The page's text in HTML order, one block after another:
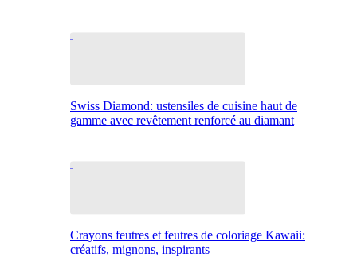
Swiss Diamond: ustensiles de cuisine haut de
gamme avec revêtement renforcé au diamant
Crayons feutres et feutres de coloriage Kawaii:
créatifs, mignons, inspirants